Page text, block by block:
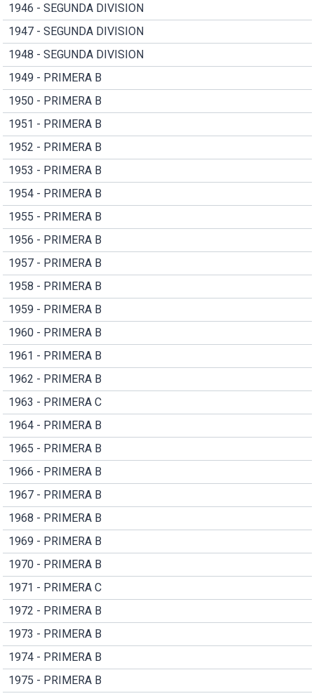
1946 - SEGUNDA DIVISION
1947 - SEGUNDA DIVISION
1948 - SEGUNDA DIVISION
1949 - PRIMERA B
1950 - PRIMERA B
1951 - PRIMERA B
1952 - PRIMERA B
1953 - PRIMERA B
1954 - PRIMERA B
1955 - PRIMERA B
1956 - PRIMERA B
1957 - PRIMERA B
1958 - PRIMERA B
1959 - PRIMERA B
1960 - PRIMERA B
1961 - PRIMERA B
1962 - PRIMERA B
1963 - PRIMERA C
1964 - PRIMERA B
1965 - PRIMERA B
1966 - PRIMERA B
1967 - PRIMERA B
1968 - PRIMERA B
1969 - PRIMERA B
1970 - PRIMERA B
1971 - PRIMERA C
1972 - PRIMERA B
1973 - PRIMERA B
1974 - PRIMERA B
1975 - PRIMERA B